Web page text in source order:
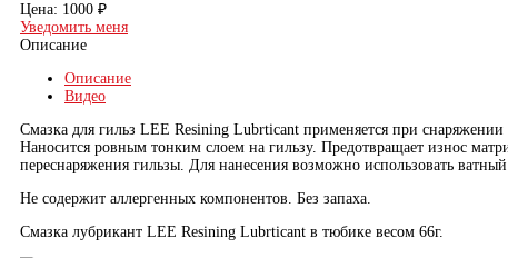
Цена: 1000 ₽
Уведомить меня
Описание
Описание
Видео
Смазка для гильз LEE Resining Lubrticant применяется при
Наносится ровным тонким слоем на гильзу. Предотвращает износ
переснаряжения гильзы. Для нанесения возможно использовать
Не содержит аллергенных компонентов. Без запаха.
Смазка лубрикант LEE Resining Lubrticant в тюбике весом 66г.